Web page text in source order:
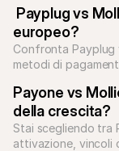
europeo?
Confronta Payplug
metodi di
Payone vs
della crescita?
Stai scegliendo tra
attivazione, vincoli